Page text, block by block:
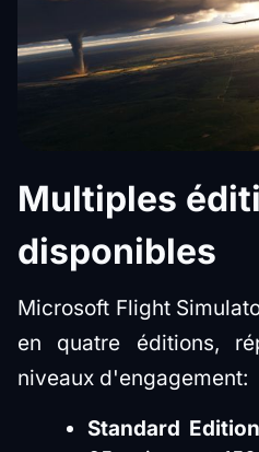
Multiples
disponibles
Microsoft Flight
en quatre éditions,
niveaux d'engagement:
Standard Edition